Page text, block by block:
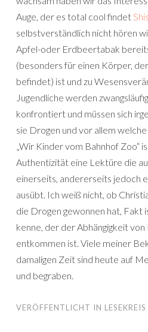
Auge, der es total cool findet
selbstverständlich nicht hören
Apfel-oder Erdbeertabak
(besonders für einen Körper,
befindet) ist und zu
Jugendliche werden
konfrontiert und müssen sich
sie Drogen und vor allem
„Wir Kinder vom Bahnhof Zoo“
Authentizität eine Lektüre die
einerseits, andererseits jedoch
ausübt. Ich weiß nicht, ob
die Drogen gewonnen hat, Fakt
kenne, der der Abhängigkeit
entkommen ist. Viele meiner
damaligen Zeit sind heute auf
und begraben.
VERÖFFENTLICHT IN LESEKREIS